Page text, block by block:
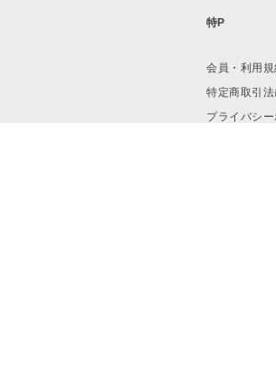
特P
会員・利用規
特定商取引
プライバシ